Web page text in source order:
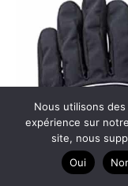
Nous utilisons
expérience sur
site, nous
Oui